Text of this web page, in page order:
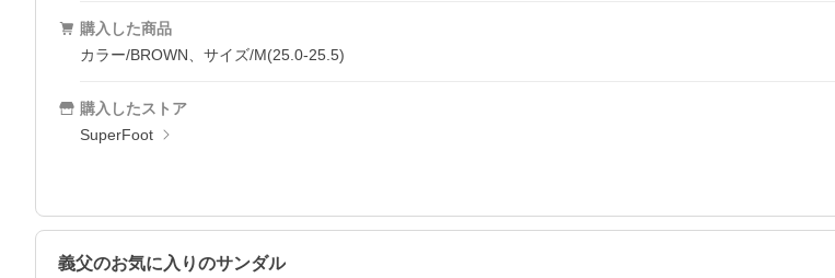
購入した商品
カラー/BROWN、サイズ/M(25.0-25.5)
購入したストア
SuperFoot
義父のお気に入りのサンダル